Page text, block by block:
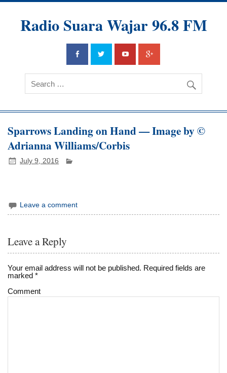
Radio Suara Wajar 96.8 FM
Sparrows Landing on Hand — Image by ©
Adrianna Williams/Corbis
July 9, 2016
Leave a comment
Leave a Reply
Your email address will not be published. Required fields are
marked*
Comment